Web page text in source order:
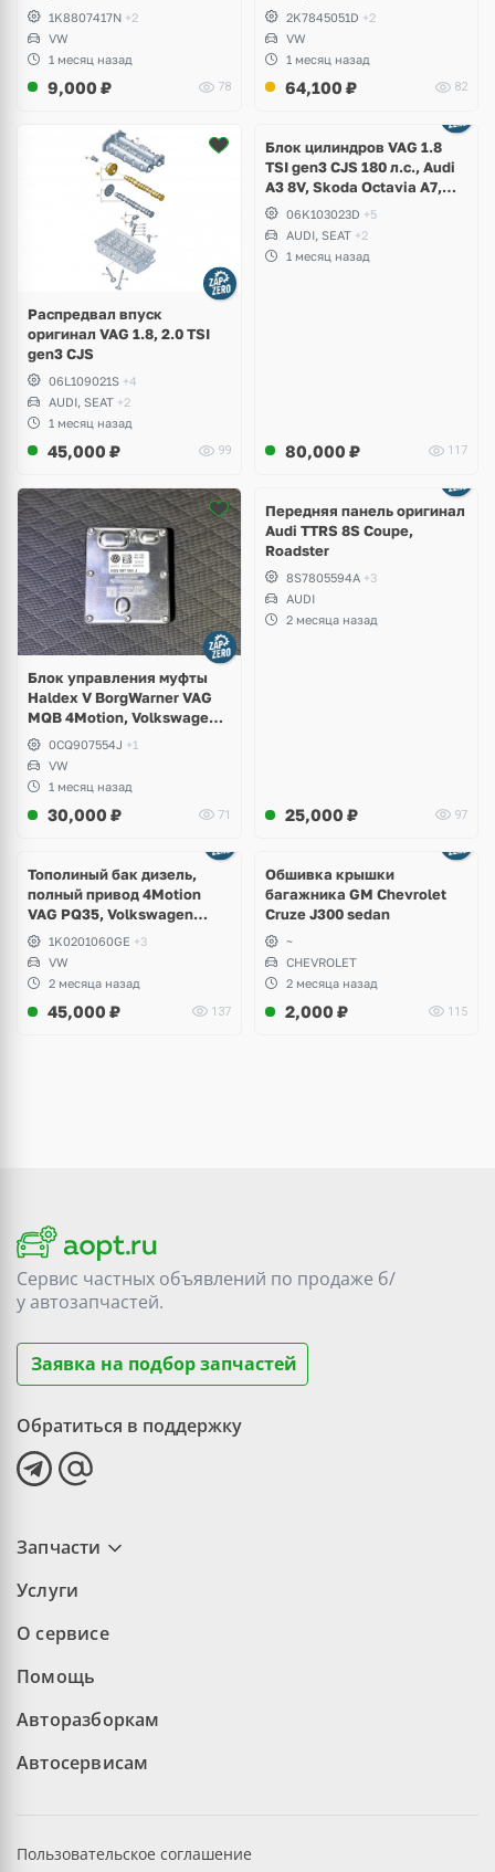
1K8807417N +2
VW
1 месяц назад
9,000 ₽ 78
2K7845051D +2
VW
1 месяц назад
64,100 ₽ 82
Распредвал впуск
оригинал VAG 1.8, 2.0 TSI
gen3 CJS
06L109021S +4
AUDI, SEAT +2
1 месяц назад
45,000 ₽ 99
2 фото
Блок цилиндров VAG 1.8
TSI gen3 CJS 180 л.с., Audi
A3 8V, Skoda Octavia A7,
Superb, Volkswagen Passat
B8, Golf VII Alltrack, Seat
Leon
06K103023D +5
AUDI, SEAT +2
1 месяц назад
80,000 ₽ 117
Блок управления муфты
Haldex V BorgWarner VAG
MQB 4Motion, Volkswagen
Tiguan
0CQ907554J +1
VW
1 месяц назад
30,000 ₽ 71
2 фото
Передняя панель оригинал
Audi TTRS 8S Coupe,
Roadster
8S7805594A +3
AUDI
2 месяца назад
25,000 ₽ 97
Тополиный бак дизель,
полный привод 4Motion
VAG PQ35, Volkswagen
Scirocco, Golf V, VI, Skoda
Yeti, Octavia A5, Superb,
Audi A3, Seat Altea
1K0201060GE +3
VW
2 месяца назад
45,000 ₽ 137
Обшивка крышки
багажника GM Chevrolet
Cruze J300 sedan
~
CHEVROLET
2 месяца назад
2,000 ₽ 115
Сервис частных объявлений по продаже б/
уавтозапчастей.
Заявка на подбор запчастей
Обратиться в поддержку
Запчасти
Услуги
О сервисе
Помощь
Авторазборкам
Автосервисам
Пользовательское соглашение